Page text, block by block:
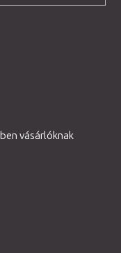
vásárlóknak